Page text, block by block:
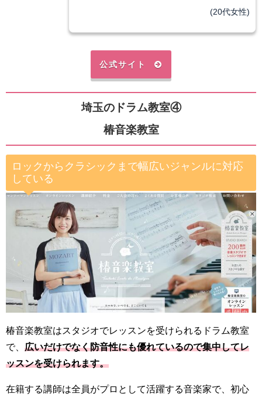
(20代女性)
公式サイト
埼玉のドラム教室④
椿音楽教室
ロックからクラシックまで幅広いジャンルに対応
している
椿音楽教室はスタジオでレッスンを受けられるドラム教室
で、 広いだけでなく防音性にも優れているので集中してレ
ッスンを受けられます。
在籍する講師は全員がプロとして活躍する音楽家で、初心